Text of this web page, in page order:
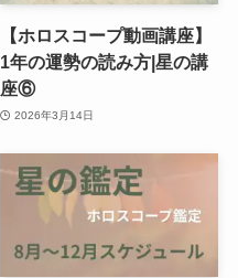
【ホロスコープ動画講座】
1年の運勢の読み方|星の講
座⑥
2026年3月14日